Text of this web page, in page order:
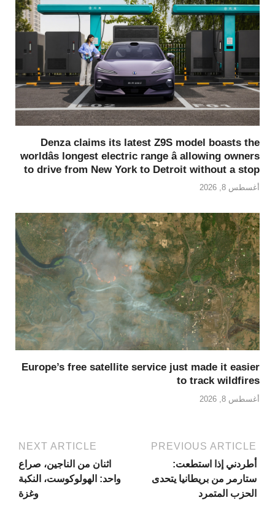
Denza claims its latest Z9S model boasts the
worldâs longest electric range â allowing owners
to drive from New York to Detroit without a stop
أغسطس 8, 2026
Europe’s free satellite service just made it easier
to track wildfires
أغسطس 8, 2026
PREVIOUS ARTICLE
أطردني إذا استطعت:
ستارمر من بريطانيا يتحدى
الحزب المتمرد
NEXT ARTICLE
اثنان من الناجين، صراع
واحد: الهولوكوست، النكبة
وغزة